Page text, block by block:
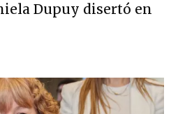
Dupuy disertó en